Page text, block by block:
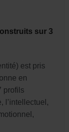
sur 3
est pris
en
profils
l’intellectuel,